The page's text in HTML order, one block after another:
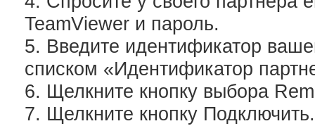
TeamViewer и пароль.
5. Введите идентификатор
списком «Идентификатор
6. Щелкните кнопку выбора
7. Щелкните кнопку